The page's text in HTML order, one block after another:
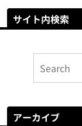
サイト内検索
アーカイブ